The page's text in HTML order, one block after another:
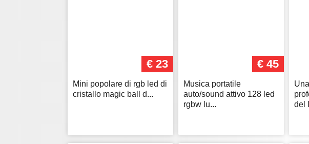
€ 23
Mini popolare di rgb led di
cristallo magic ball d...
€ 45
Musica portatile
auto/sound attivo 128 led
rgbw lu...
del